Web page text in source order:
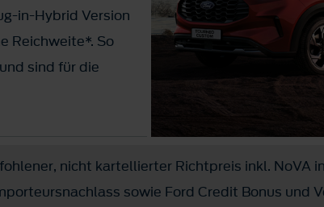
in-Hybrid Version
Reichweite*. So
sind für die
bei Leasing 1)!
nicht kartellierter Richtpreis inkl. NoVA
sowie Ford Credit Bonus und